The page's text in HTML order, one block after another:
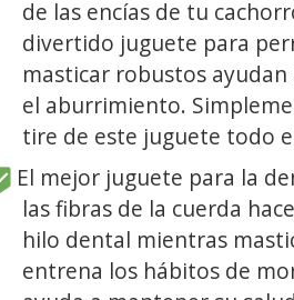
de las encías de tu
divertido juguete para
masticar robustos
el aburrimiento.
tire de este juguete todo
El mejor juguete para la
las fibras de la cuerda
hilo dental mientras
entrena los hábitos de